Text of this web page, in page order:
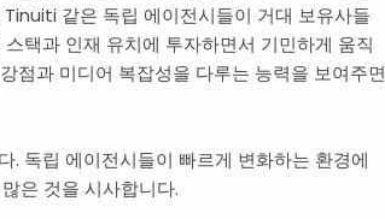
같은 독립 에이전시들이 거대 보유사들
택과 인재 유치에 투자하면서 기민하게 움직
점과 미디어 복잡성을 다루는 능력을 보여주면
. 독립 에이전시들이 빠르게 변화하는 환경에
은 것을 시사합니다.